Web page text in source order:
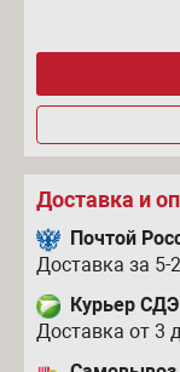
Доставка и
Почтой
Доставка за 5-
Курьер
Доставка от 3